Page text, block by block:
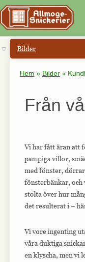
Bilder
Hem » Bilder »
Från
Vi har fått äran att
pampiga villor,
med fönster,
fönsterbänkar, och
stolta över hur
det resulterat i –
Vi vore ingenting
våra duktiga
en klyscha, men vi